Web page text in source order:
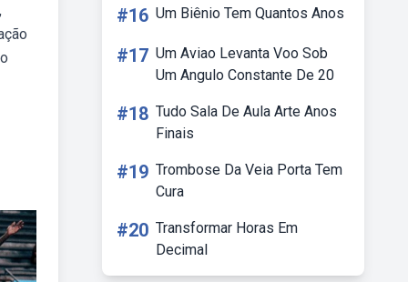
#16 Um Biênio Tem Quantos Anos
#17 Um Aviao Levanta Voo Sob
Um Angulo Constante De 20
#18 Tudo Sala De Aula Arte Anos
Finais
#19 Trombose Da Veia Porta Tem
Cura
#20 Transformar Horas Em
Decimal